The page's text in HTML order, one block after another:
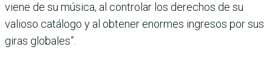
viene de su música, al controlar los derechos de su
valioso catálogo y al obtener enormes ingresos por sus
giras globales”.